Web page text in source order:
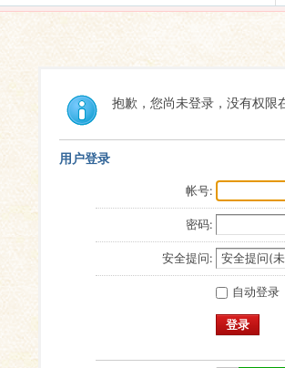
抱歉，您尚未登录，没有权限
用户登录
帐号:
密码:
安全提问:
自动登录
登录